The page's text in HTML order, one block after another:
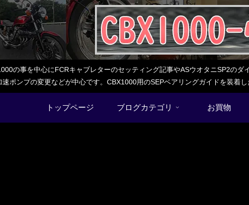
の事を中心にFCRキャブレターのセッティング記事やASウオタニSP2の
速ポンプの変更などが中心です。CBX1000用のSEPベアリングガイドを装
トップページ ブログカテゴリ お買物